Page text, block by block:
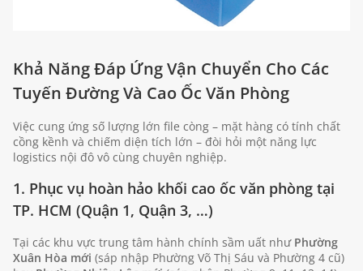
Khả Năng Đáp Ứng Vận Chuyển Cho Các
Tuyến Đường Và Cao Ốc Văn Phòng
Việc cung ứng số lượng lớn file còng – mặt hàng có tính chất
cồng kềnh và chiếm diện tích lớn – đòi hỏi một năng lực
logistics nội đô vô cùng chuyên nghiệp.
1. Phục vụ hoàn hảo khối cao ốc văn phòng tại
TP. HCM (Quận 1, Quận 3, …)
Tại các khu vực trung tâm hành chính sầm uất như Phường
Xuân Hòa mới (sáp nhập Phường Võ Thị Sáu và Phường 4 cũ)